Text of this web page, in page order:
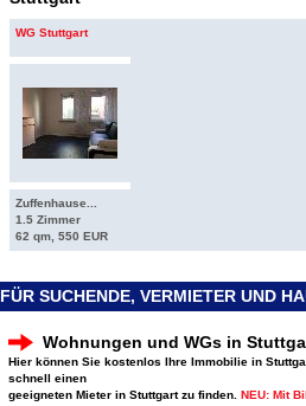
WG Stuttgart
Zuffenhause...
1.5 Zimmer
62 qm, 550 EUR
FÜR SUCHENDE, VERMIETER UND
Wohnungen und WGs in
Hier können Sie kostenlos Ihre Immobilie in
schnell einen
geeigneten Mieter in Stuttgart zu finden. NEU: Mit